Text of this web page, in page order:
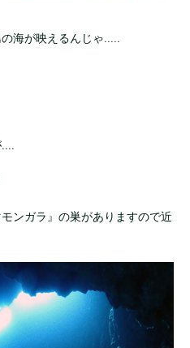
海が映えるんじゃ.....
ンガラ』の巣がありますので近